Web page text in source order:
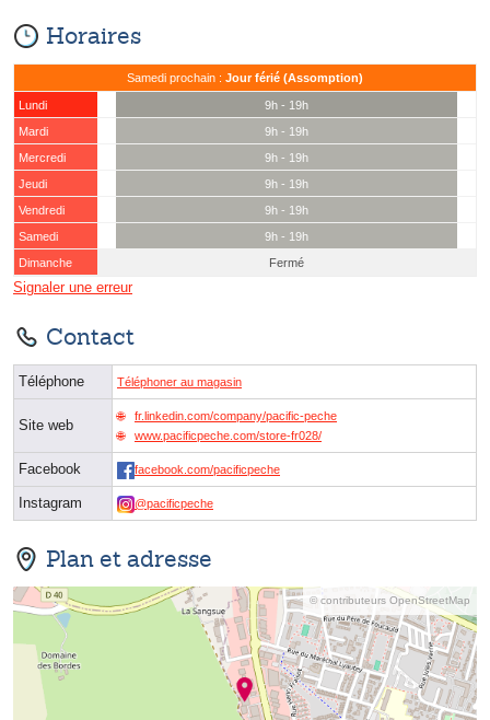
Horaires
Samedi prochain : Jour férié (Assomption)
Lundi
9h - 19h
Mardi
9h - 19h
Mercredi
9h - 19h
Jeudi
9h - 19h
Vendredi
9h - 19h
Samedi
9h - 19h
Dimanche
Fermé
Signaler une erreur
Contact
Téléphone Téléphoner au magasin
Site web
fr.linkedin.com/company/pacific-peche
www.pacificpeche.com/store-fr028/
Facebook facebook.com/pacificpeche
Instagram @pacificpeche
Plan et adresse
© contributeurs OpenStreetMap